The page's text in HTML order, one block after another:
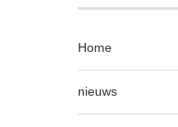
Home
nieuws